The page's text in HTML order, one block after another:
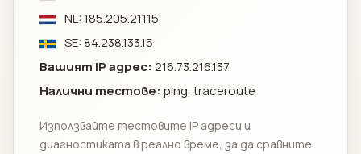
NL: 185.205.211.15
SE: 84.238.133.15
Вашият IP адрес: 216.73.216.137
Налични тестове: ping, traceroute
Използвайте тестовите IP адреси и
диагностиката в реално време, за да сравните